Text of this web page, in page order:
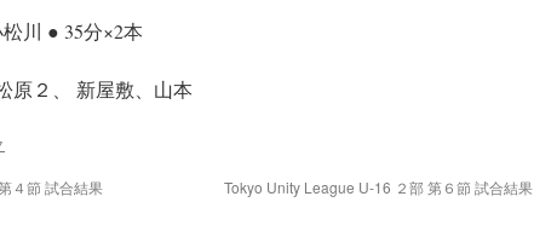
川 ● 35分×2本
原２、 新屋敷、山本
４節 試合結果 Tokyo Unity League U-16 ２部 第６節 試合結果